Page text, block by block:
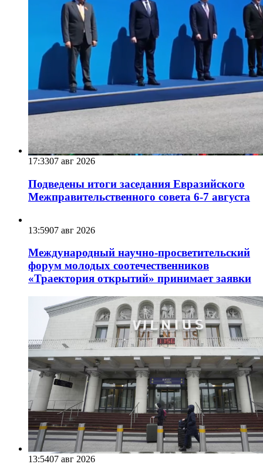
17:3307 авг 2026
Подведены итоги заседания Евразийского
Межправительственного совета 6-7 августа
13:5907 авг 2026
Международный научно-просветительский
форум молодых соотечественников
«Траектория открытий» принимает заявки
13:5407 авг 2026